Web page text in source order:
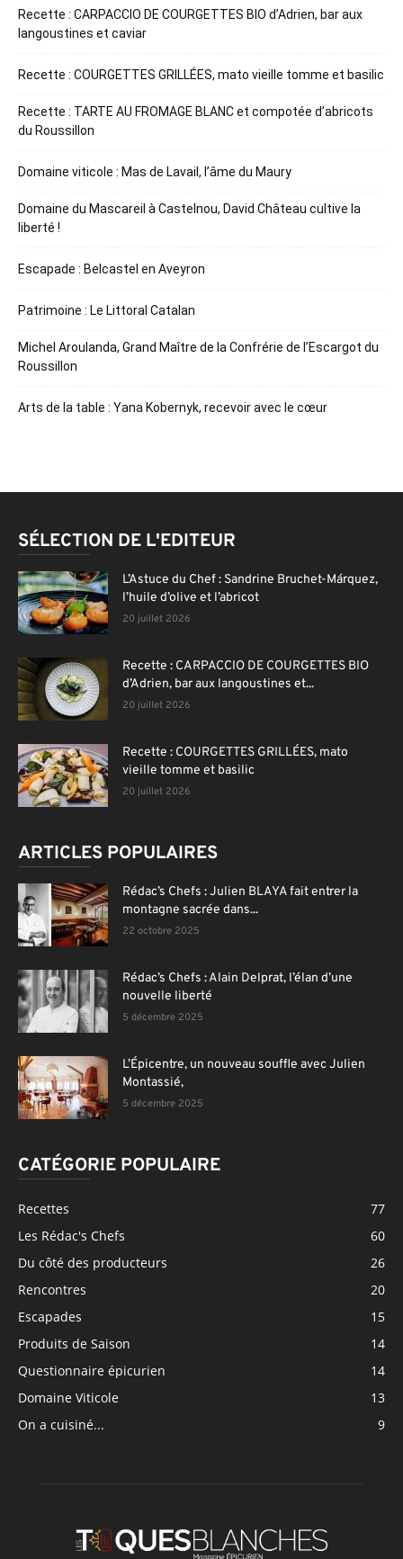
Recette : CARPACCIO DE COURGETTES BIO d’Adrien, bar aux
langoustines et caviar
Recette : COURGETTES GRILLÉES, mato vieille tomme et basilic
Recette : TARTE AU FROMAGE BLANC et compotée d’abricots
du Roussillon
Domaine viticole : Mas de Lavail, l’âme du Maury
Domaine du Mascareil à Castelnou, David Château cultive la
liberté !
Escapade : Belcastel en Aveyron
Patrimoine : Le Littoral Catalan
Michel Aroulanda, Grand Maître de la Confrérie de l’Escargot du
Roussillon
Arts de la table : Yana Kobernyk, recevoir avec le cœur
SÉLECTION DE L'EDITEUR
L’Astuce du Chef : Sandrine Bruchet-Márquez,
l’huile d’olive et l’abricot
20 juillet 2026
Recette : CARPACCIO DE COURGETTES BIO
d’Adrien, bar aux langoustines et...
20 juillet 2026
Recette : COURGETTES GRILLÉES, mato
vieille tomme et basilic
20 juillet 2026
ARTICLES POPULAIRES
Rédac’s Chefs : Julien BLAYA fait entrer la
montagne sacrée dans...
22 octobre 2025
Rédac’s Chefs : Alain Delprat, l’élan d’une
nouvelle liberté
5 décembre 2025
L’Épicentre, un nouveau souffle avec Julien
Montassié,
5 décembre 2025
CATÉGORIE POPULAIRE
Recettes
77
Les Rédac's Chefs
60
Du côté des producteurs
26
Rencontres
20
Escapades
15
Produits de Saison
14
Questionnaire épicurien
14
Domaine Viticole
13
On a cuisiné...
9